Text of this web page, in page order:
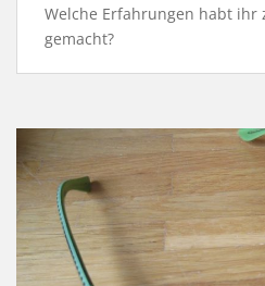
Welche Erfahrungen habt ihr
gemacht?